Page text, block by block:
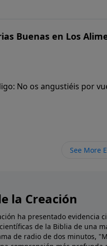
Buenas en Los
No os angustiéis por
qué habéis de vestir.
See More
la Creación
ha presentado evidencia
de la Biblia de una
de radio de dos minutos,